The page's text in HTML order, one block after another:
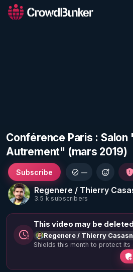
Conférence Paris : Salon
Autrement" (mars 2019)
Regenere / Thierry
3.5 k subscribers
Subscribe —
This video may be
Regenere / Thierry
Shields this month to protect its